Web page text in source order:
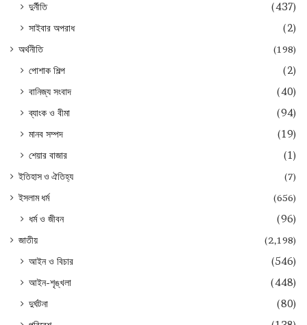
দুর্নীতি
(437)
সাইবার অপরাধ
(2)
অর্থনীতি (198)
পোশাক শিল্প
(2)
বানিজ্য সংবাদ
(40)
ব্যাংক ও বীমা
(94)
মানব সম্পদ
(19)
শেয়ার বাজার
(1)
ইতিহাস ও ঐতিহ্য
(7)
ইসলাম ধর্ম
(656)
ধর্ম ও জীবন (96)
জাতীয় (2,198)
আইন ও বিচার
(546)
আইন-শৃঙ্খলা
(448)
দুর্ঘটনা
(80)